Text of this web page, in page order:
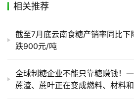
相关推荐
截至7月底云南食糖产销率同比下
跌900元/吨
全球制糖企业不能只靠糖赚钱！
蔗渣、蔗叶正在变成燃料、材料